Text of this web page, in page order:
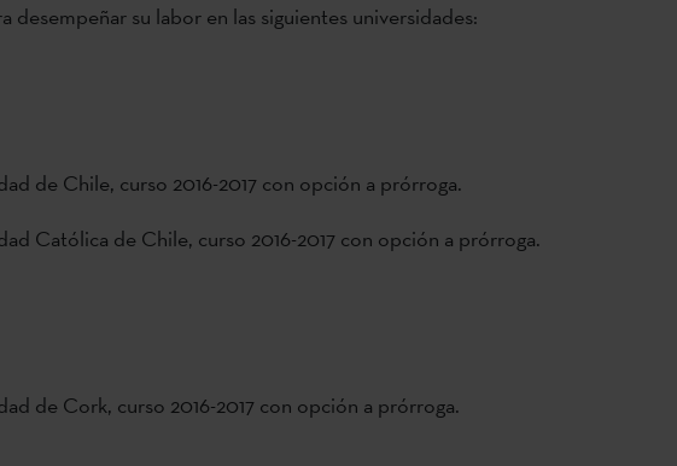
desempeñar su labor en las siguientes universidades:
de Chile, curso 2016-2017 con opción a prórroga.
Católica de Chile, curso 2016-2017 con opción a prórroga.
de Cork, curso 2016-2017 con opción a prórroga.